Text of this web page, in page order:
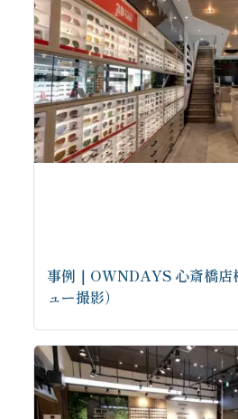
事例｜OWNDAYS 心斎橋店
ュー撮影）